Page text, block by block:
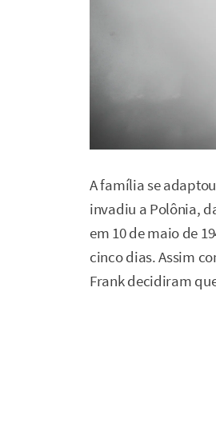
A família se
invadiu a Polônia,
em 10 de maio de
cinco dias. Assim
Frank decidiram